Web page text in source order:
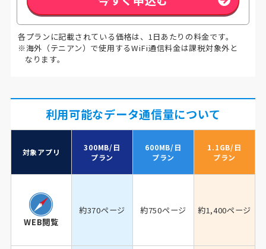
各プランに記載されている価格は、1日あたりの料金です。
※海外（テニアン）で使用するWiFi通信料金は課税対象外と
なります。
利用可能なデータ通信量について
対象アプリ
300MB/日
プラン
600MB/日
プラン
1.1GB/日
プラン
WEB閲覧
約370ページ 約750ページ 約1,400ページ